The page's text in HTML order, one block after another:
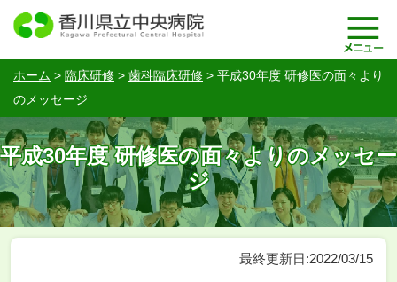
ホーム > 臨床研修 > 歯科臨床研修 > 平成30年度 研修医の面々より
のメッセージ
平成30年度 研修医の面々よりのメッセー
ジ
最終更新日:2022/03/15